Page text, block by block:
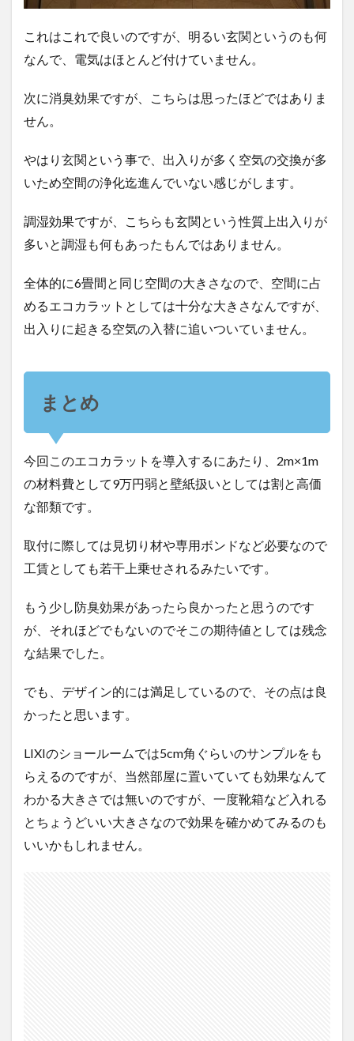
これはこれで良いのですが、明るい玄関というのも何
なんで、電気はほとんど付けていません。
次に消臭効果ですが、こちらは思ったほどではありま
せん。
やはり玄関という事で、出入りが多く空気の交換が多
いため空間の浄化迄進んでいない感じがします。
調湿効果ですが、こちらも玄関という性質上出入りが
多いと調湿も何もあったもんではありません。
全体的に6畳間と同じ空間の大きさなので、空間に占
めるエコカラットとしては十分な大きさなんですが、
出入りに起きる空気の入替に追いついていません。
まとめ
今回このエコカラットを導入するにあたり、2m×1m
の材料費として9万円弱と壁紙扱いとしては割と高価
な部類です。
取付に際しては見切り材や専用ボンドなど必要なので
工賃としても若干上乗せされるみたいです。
もう少し防臭効果があったら良かったと思うのです
が、それほどでもないのでそこの期待値としては残念
な結果でした。
でも、デザイン的には満足しているので、その点は良
かったと思います。
LIXIのショールームでは5cm角ぐらいのサンプルをも
らえるのですが、当然部屋に置いていても効果なんて
わかる大きさでは無いのですが、一度靴箱など入れる
とちょうどいい大きさなので効果を確かめてみるのも
いいかもしれません。